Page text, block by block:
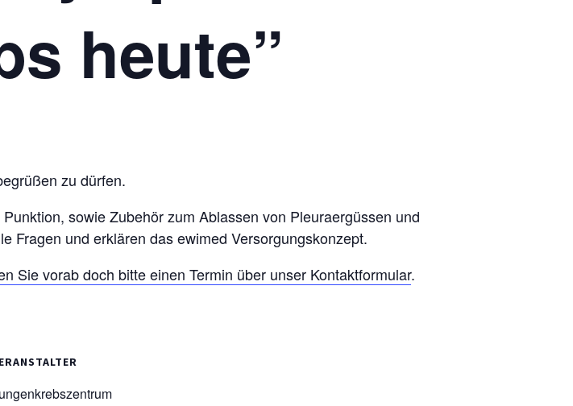
heute”
zu dürfen.
sowie Zubehör zum Ablassen von Pleuraergüssen und
Fragen und erklären das ewimed Versorgungskonzept.
Sie vorab doch bitte einen Termin über unser Kontaktformular.